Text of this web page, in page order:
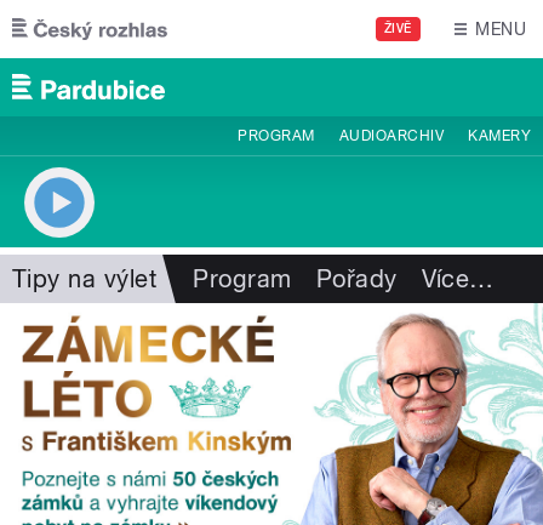
Přejít k hlavnímu obsahu
ŽIVĚ MENU
PROGRAM AUDIOARCHIV KAMERY
Tipy na výlet Program Pořady Více…